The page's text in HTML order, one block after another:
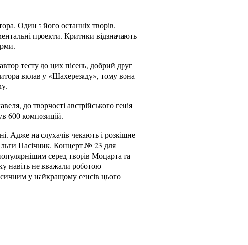
Один з його останніх творів,
проекти. Критики відзначають
тесту до цих пісень, добрий друг
вклав у «Шахерезаду», тому вона
до творчості австрійського генія
600 композицій.
Адже на слухачів чекають і розкішне
Пасічник. Концерт № 23 для
серед творів Моцарта та
навіть не вважали роботою
у найкращому сенсів цього